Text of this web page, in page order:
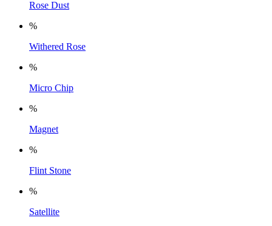
Rose Dust
%
Withered Rose
%
Micro Chip
%
Magnet
%
Flint Stone
%
Satellite